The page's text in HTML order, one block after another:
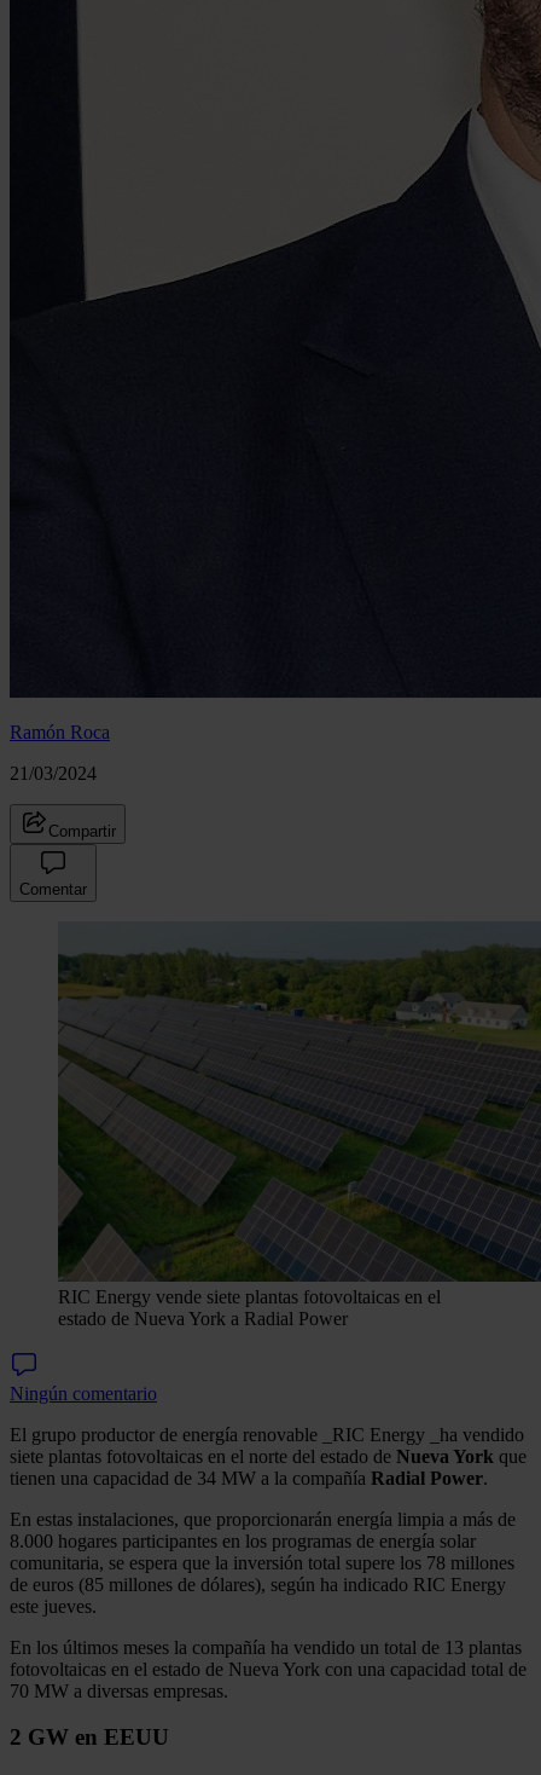
Ramón Roca
21/03/2024
Compartir
Comentar
RIC Energy vende siete plantas fotovoltaicas en el
estado de Nueva York a Radial Power
Ningún comentario
El grupo productor de energía renovable _RIC Energy _ha vendido
siete plantas fotovoltaicas en el norte del estado de Nueva York que
tienen una capacidad de 34 MW a la compañía Radial Power.
En estas instalaciones, que proporcionarán energía limpia a más de
8.000 hogares participantes en los programas de energía solar
comunitaria, se espera que la inversión total supere los 78 millones
de euros (85 millones de dólares), según ha indicado RIC Energy
este jueves.
En los últimos meses la compañía ha vendido un total de 13 plantas
fotovoltaicas en el estado de Nueva York con una capacidad total de
70 MW a diversas empresas.
2 GW en EEUU